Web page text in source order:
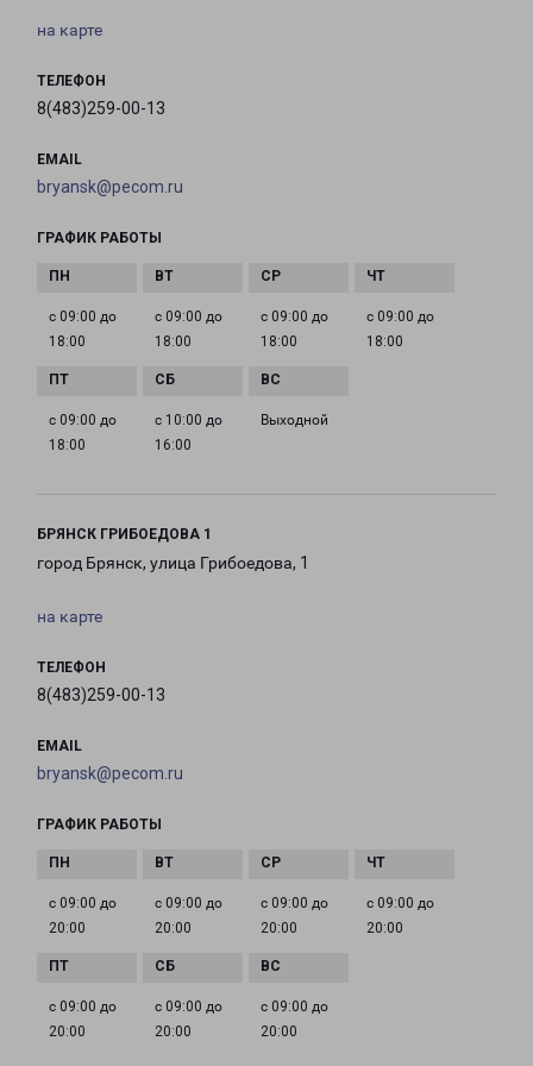
на карте
ТЕЛЕФОН
8(483)259-00-13
EMAIL
bryansk@pecom.ru
ГРАФИК РАБОТЫ
с 09:00 до
18:00
с 09:00 до
18:00
с 09:00 до
18:00
с 09:00 до
18:00
с 09:00 до
18:00
с 10:00 до
16:00
Выходной
БРЯНСК ГРИБОЕДОВА 1
город Брянск, улица Грибоедова, 1
на карте
ТЕЛЕФОН
8(483)259-00-13
EMAIL
bryansk@pecom.ru
ГРАФИК РАБОТЫ
с 09:00 до
20:00
с 09:00 до
20:00
с 09:00 до
20:00
с 09:00 до
20:00
с 09:00 до
20:00
с 09:00 до
20:00
с 09:00 до
20:00